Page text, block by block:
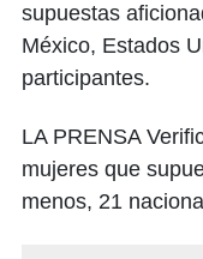
supuestas
México, Estados
participantes.
LA PRENSA
mujeres que
menos, 21